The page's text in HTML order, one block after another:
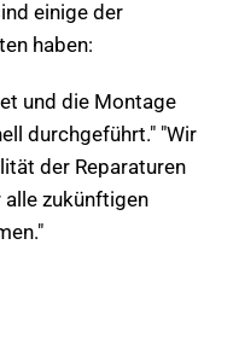
einige der
haben:
und die Montage
durchgeführt." "Wir
der Reparaturen
alle zukünftigen